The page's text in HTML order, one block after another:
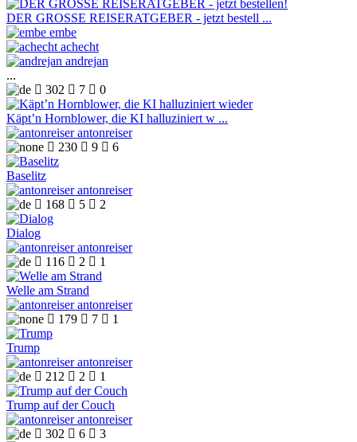
DER GROSSE REISERATGEBER - jetzt bestell ...
embe
achecht
andrejan
...
 302  7  0
Käpt’n Hornblower, die KI halluziniert w ...
antonreiser
 230  9  6
Baselitz
antonreiser
 168  5  2
Dialog
antonreiser
 116  2  1
Welle am Strand
antonreiser
 179  7  1
Trump
antonreiser
 212  2  1
Trump auf der Couch
antonreiser
 302  6  3